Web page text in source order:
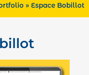
» Espace Bobillot